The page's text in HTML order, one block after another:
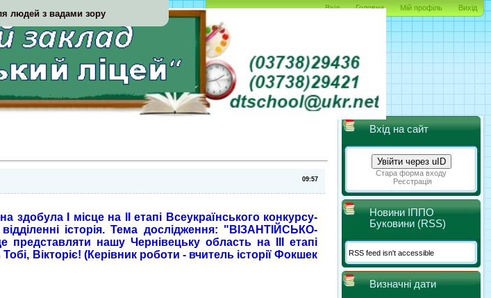
людей з вадами зору
Вхід Головна Мій профіль Вихід
здобула І місце на ІІ етапі Всеукраїнського конкурсу-
історія. Тема дослідження: "ВІЗАНТІЙСЬКО-
представляти нашу Чернівецьку область на ІІІ етапі
Вікторіє! (Керівник роботи - вчитель історії Фокшек
Вхід на сайт
Увійти через uID
Стара форма входу
Реєстрація
Новини ІППО
Буковини (RSS)
RSS feed isn't accessible
Визначні дати